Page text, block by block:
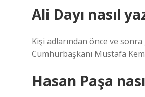
Ali Dayı nasıl
Kişi adlarından önce ve
Cumhurbaşkanı Mustafa
Hasan Paşa